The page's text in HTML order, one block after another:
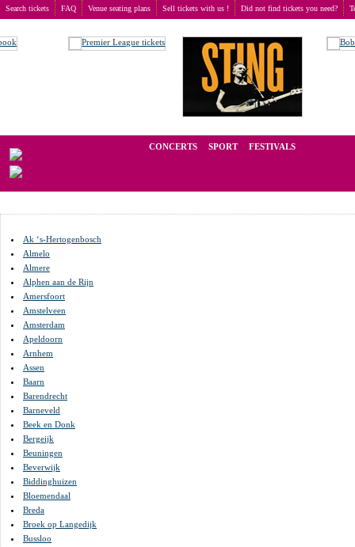
Search tickets FAQ Venue seating plans Sell tickets with us ! Did not find tickets you need?
CONCERTS SPORT FESTIVALS
Ak ‘s-Hertogenbosch
Almelo
Almere
Alphen aan de Rijn
Amersfoort
Amstelveen
Amsterdam
Apeldoorn
Arnhem
Assen
Baarn
Barendrecht
Barneveld
Beek en Donk
Bergeijk
Beuningen
Beverwijk
Biddinghuizen
Bloemendaal
Breda
Broek op Langedijk
Bussloo